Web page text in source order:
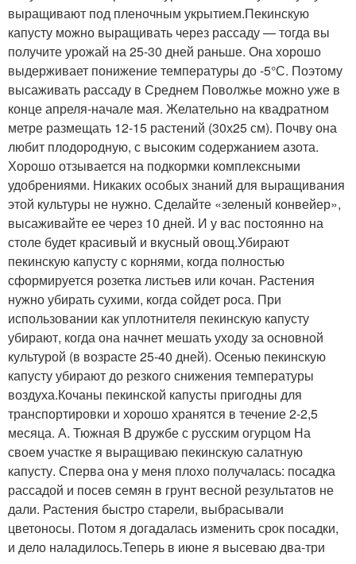
выращивают под пленочным укрытием.Пекинскую
капусту можно выращивать через рассаду — тогда вы
получите урожай на 25-30 дней раньше. Она хорошо
выдерживает понижение температуры до -5°С. Поэтому
высаживать рассаду в Среднем Поволжье можно уже в
конце апреля-начале мая. Желательно на квадратном
метре размещать 12-15 растений (30х25 см). Почву она
любит плодородную, с высоким содержанием азота.
Хорошо отзывается на подкормки комплексными
удобрениями. Никаких особых знаний для выращивания
этой культуры не нужно. Сделайте «зеленый конвейер»,
высаживайте ее через 10 дней. И у вас постоянно на
столе будет красивый и вкусный овощ.Убирают
пекинскую капусту с корнями, когда полностью
сформируется розетка листьев или кочан. Растения
нужно убирать сухими, когда сойдет роса. При
использовании как уплотнителя пекинскую капусту
убирают, когда она начнет мешать уходу за основной
культурой (в возрасте 25-40 дней). Осенью пекинскую
капусту убирают до резкого снижения температуры
воздуха.Кочаны пекинской капусты пригодны для
транспортировки и хорошо хранятся в течение 2-2,5
месяца. А. Тюжная В дружбе с русским огурцом На
своем участке я выращиваю пекинскую салатную
капусту. Сперва она у меня плохо получалась: посадка
рассадой и посев семян в грунт весной результатов не
дали. Растения быстро старели, выбрасывали
цветоносы. Потом я догадалась изменить срок посадки,
и дело наладилось.Теперь в июне я высеваю два-три